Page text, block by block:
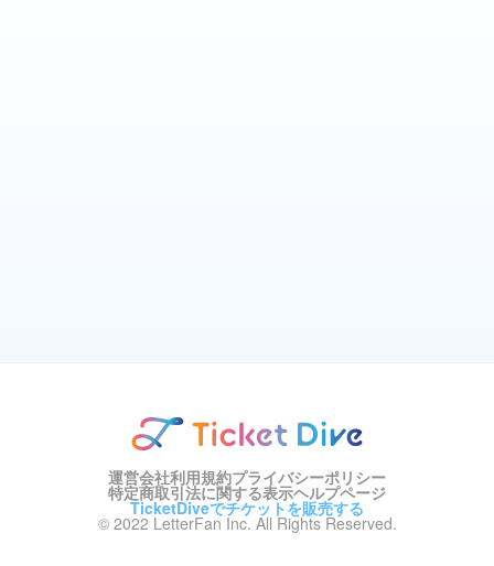
運営会社利用規約プライバシーポリシー
特定商取引法に関する表示ヘルプページ
TicketDiveでチケットを販売する
© 2022 LetterFan Inc. All Rights Reserved.